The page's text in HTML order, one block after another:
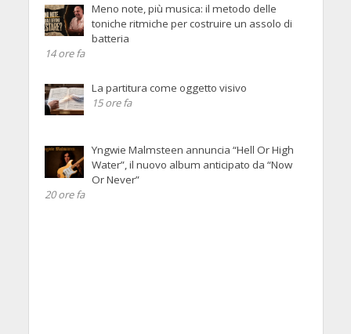
Meno note, più musica: il metodo delle
toniche ritmiche per costruire un assolo di
batteria
14 ore fa
La partitura come oggetto visivo
15 ore fa
Yngwie Malmsteen annuncia “Hell Or High
Water”, il nuovo album anticipato da “Now
Or Never”
20 ore fa